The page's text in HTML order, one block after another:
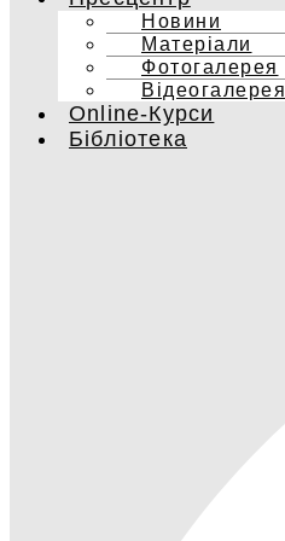
Новини
Матеріали
Фотогалерея
Відеогалерея
Online-Курси
Бібліотека